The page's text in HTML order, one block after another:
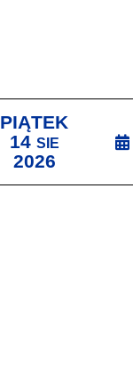
PIĄTEK
14 SIE
2026